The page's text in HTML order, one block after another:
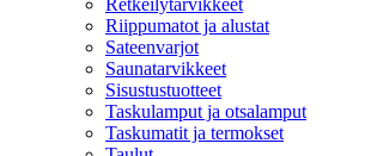
Retkeilytarvikkeet
Riippumatot ja alustat
Sateenvarjot
Saunatarvikkeet
Sisustustuotteet
Taskulamput ja otsalamput
Taskumatit ja termokset